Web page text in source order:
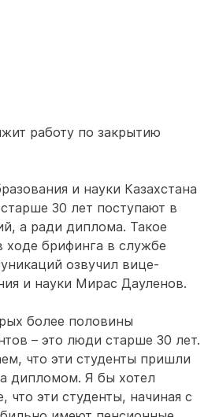
работу по закрытию
и науки Казахстана
30 лет поступают в
а ради диплома. Такое
ходе брифинга в службе
озвучил вице-
и науки Мирас Дауленов.
более половины
– это люди старше 30 лет.
что эти студенты пришли
дипломом. Я бы хотел
что эти студенты, начиная с